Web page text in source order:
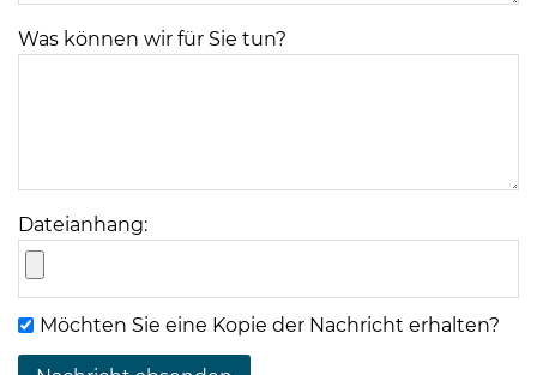
Was können wir für Sie tun?
Dateianhang:
Möchten Sie eine Kopie der Nachricht erhalten?